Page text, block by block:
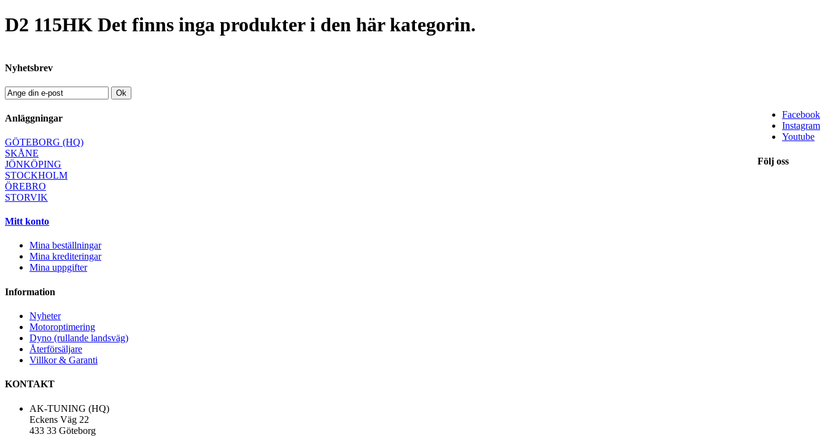
D2 115HK Det finns inga produkter i den här kategorin.
Nyhetsbrev
Ok
Facebook
Instagram
Youtube
Följ oss
Anläggningar
GÖTEBORG (HQ)
SKÅNE
JÖNKÖPING
STOCKHOLM
ÖREBRO
STORVIK
Mitt konto
Mina beställningar
Mina krediteringar
Mina uppgifter
Information
Nyheter
Motoroptimering
Dyno (rullande landsväg)
Återförsäljare
Villkor & Garanti
KONTAKT
AK-TUNING (HQ)
Eckens Väg 22
433 33 Göteborg